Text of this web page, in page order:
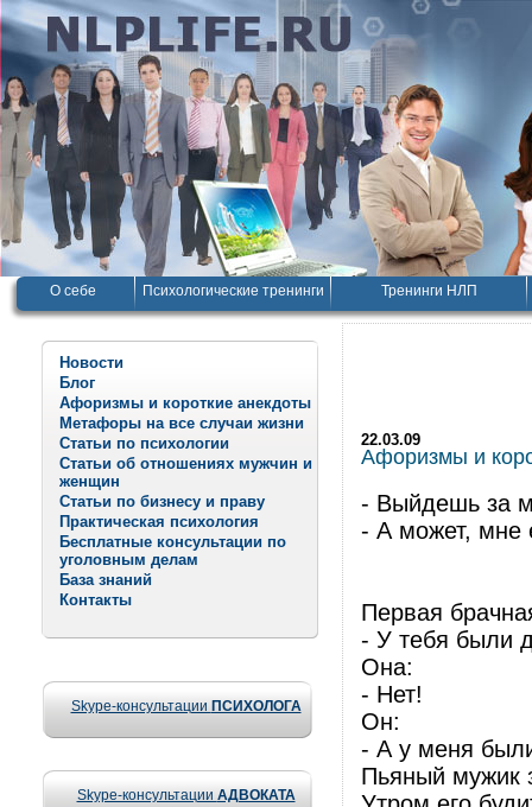
О себе Психологические тренинги Тренинги НЛП
Новости
Блог
Афоризмы и короткие анекдоты
Метафоры на все случаи жизни
Статьи по психологии
Статьи об отношениях мужчин и
женщин
Статьи по бизнесу и праву
Практическая психология
Бесплатные консультации по
уголовным делам
База знаний
Контакты
Skype-консультации ПСИХОЛОГА
Skype-консультации АДВОКАТА
22.03.09
Афоризмы и
- Выйдешь за
- А может, мне
Первая
- У тебя были
Она:
- Нет!
Он:
- А у меня
Пьяный мужик